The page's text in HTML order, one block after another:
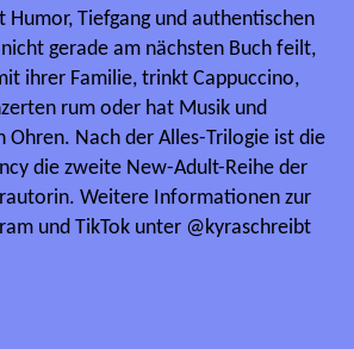
Humor, Tiefgang und authentischen
gerade am nächsten Buch feilt,
ihrer Familie, trinkt Cappuccino,
rum oder hat Musik und
Ohren. Nach der Alles-Trilogie ist die
die zweite New-Adult-Reihe der
Weitere Informationen zur
und TikTok unter @kyraschreibt